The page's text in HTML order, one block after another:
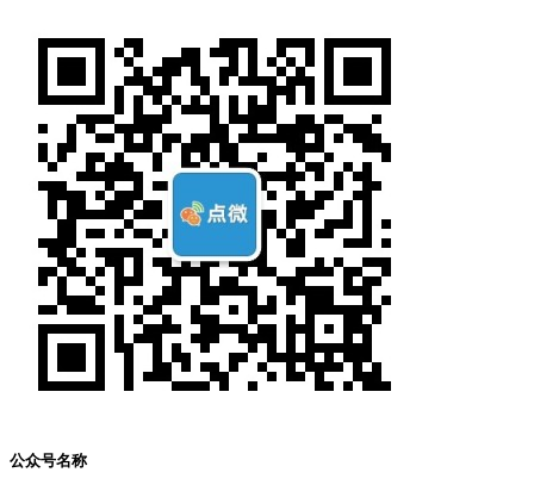
公众号名称